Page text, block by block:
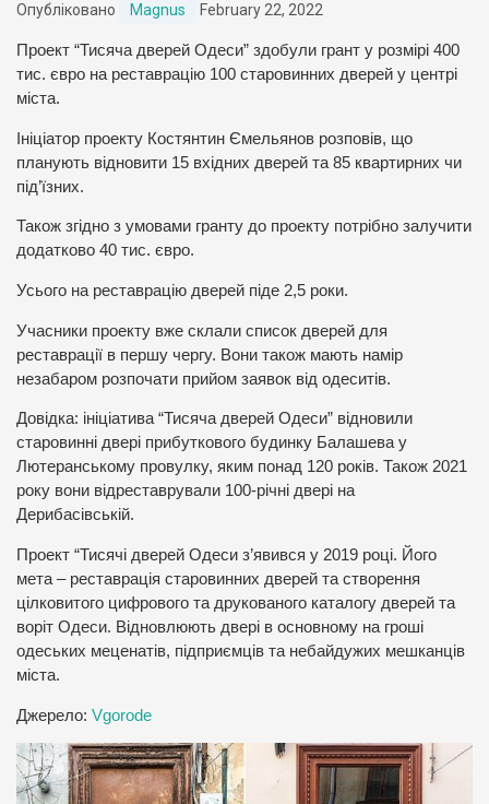
Опубліковано Magnus February 22, 2022
Проект “Тисяча дверей Одеси” здобули грант у розмірі 400
тис. євро на реставрацію 100 старовинних дверей у центрі
міста.
Ініціатор проекту Костянтин Ємельянов розповів, що
планують відновити 15 вхідних дверей та 85 квартирних чи
під’їзних.
Також згідно з умовами гранту до проекту потрібно залучити
додатково 40 тис. євро.
Усього на реставрацію дверей піде 2,5 роки.
Учасники проекту вже склали список дверей для
реставрації в першу чергу. Вони також мають намір
незабаром розпочати прийом заявок від одеситів.
Довідка: ініціатива “Тисяча дверей Одеси” відновили
старовинні двері прибуткового будинку Балашева у
Лютеранському провулку, яким понад 120 років. Також 2021
року вони відреставрували 100-річні двері на
Дерибасівській.
Проект “Тисячі дверей Одеси з’явився у 2019 році. Його
мета – реставрація старовинних дверей та створення
цілковитого цифрового та друкованого каталогу дверей та
воріт Одеси. Відновлюють двері в основному на гроші
одеських меценатів, підприємців та небайдужих мешканців
міста.
Джерело: Vgorode